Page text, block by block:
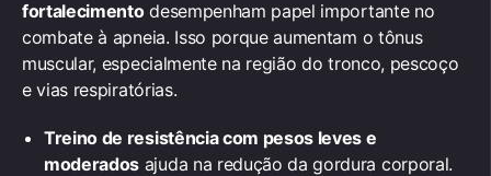
fortalecimentodesempenham papel importante no
combate à apneia. Isso porque aumentam o tônus
muscular, especialmente na região do tronco, pescoço
e vias respiratórias.
Treino de resistência com pesos leves e
moderados ajuda na redução da gordura corporal.